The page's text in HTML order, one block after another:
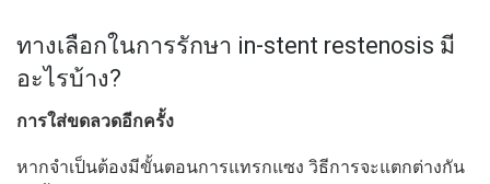
ทางเลือกในการรักษา in-stent restenosis มี
อะไรบ้าง?
การใส่ขดลวดอีกครั้ง
หากจำเป็นต้องมีขั้นตอนการแทรกแซง วิธีการจะแตกต่างกัน